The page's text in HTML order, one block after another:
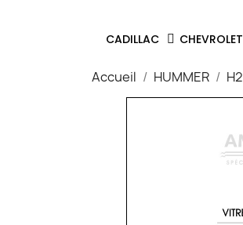
CADILLAC CHEVROLET
Accueil HUMMER H2